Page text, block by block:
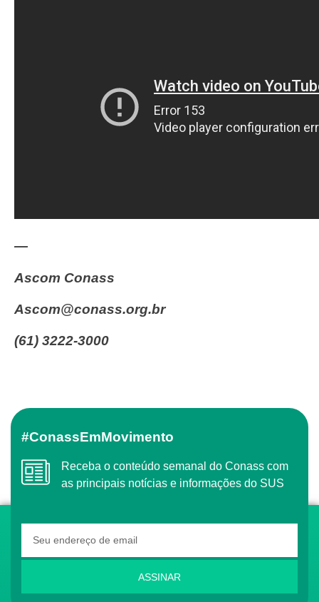
—
Ascom Conass
ascom@conass.org.br
(61) 3222-3000
#ConassEmMovimento
Receba o conteúdo semanal do Conass com
as principais notícias e informações do SUS
ASSINAR